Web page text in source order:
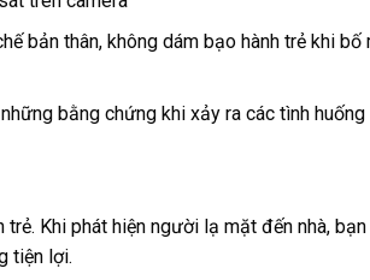
bản thân, không dám bạo hành trẻ khi bố
bằng chứng khi xảy ra các tình huống
Khi phát hiện người lạ mặt đến nhà,
tiện lợi.